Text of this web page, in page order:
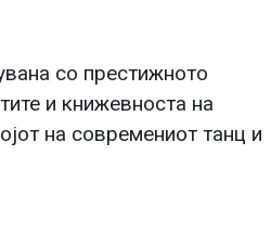
со престижното
и книжевноста на
на современиот танц и